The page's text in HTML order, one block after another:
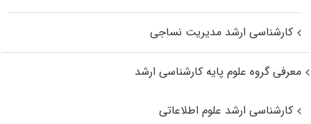
کارشناسی ارشد مدیریت نساجی
معرفی گروه علوم پایه کارشناسی ارشد
کارشناسی ارشد علوم اطلاعاتی